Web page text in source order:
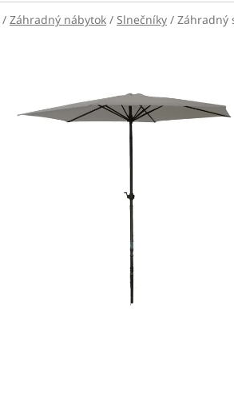
/ Záhradný nábytok / Slnečníky / Záhradný